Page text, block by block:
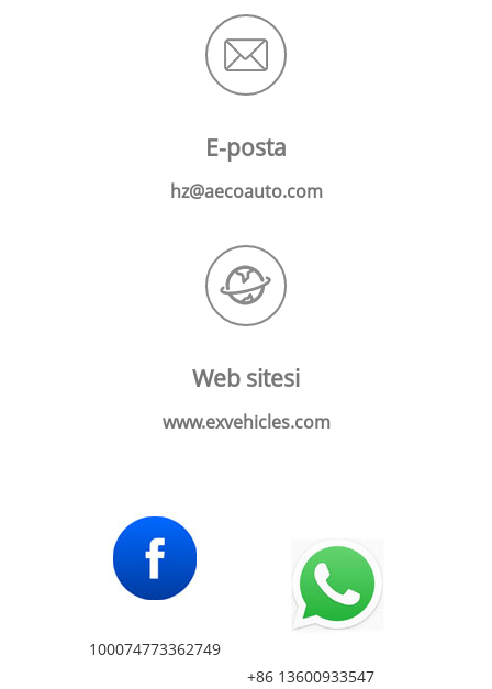
E-posta
hz@aecoauto.com
Web sitesi
www.exvehicles.com
100074773362749
+86 13600933547